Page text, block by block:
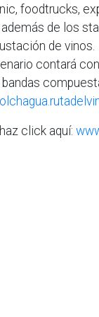
foodtrucks,
además de los
de vinos.
contará
click aquí: